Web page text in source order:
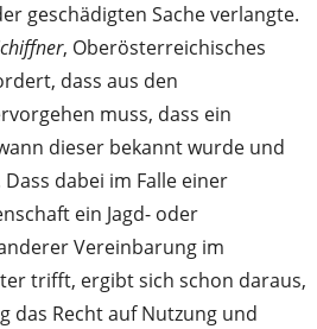
geschädigten Sache verlangte.
, Oberösterreichisches
dass aus den
muss, dass ein
dieser bekannt wurde und
dabei im Falle einer
ein Jagd- oder
Vereinbarung im
trifft, ergibt sich schon daraus,
das Recht auf Nutzung und